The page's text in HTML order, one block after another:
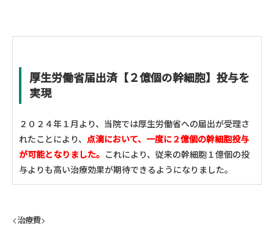
厚生労働省届出済【２億個の幹細胞】投与を
実現
２０２４年１月より、当院では厚生労働省への届出が受理さ
れたことにより、 点滴において、一度に２億個の幹細胞投与
が可能となりました。 これにより、従来の幹細胞１億個の投
与よりも高い治療効果が期待できるようになりました。
<治療費>